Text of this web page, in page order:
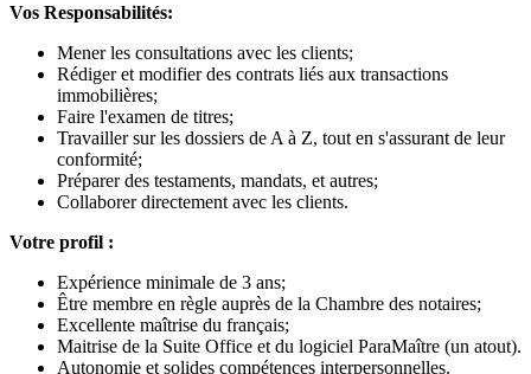
Vos Responsabilités:
Mener les consultations avec les clients;
Rédiger et modifier des contrats liés aux transactions
immobilières;
Faire l'examen de titres;
Travailler sur les dossiers de A à Z, tout en s'assurant de leur
conformité;
Préparer des testaments, mandats, et autres;
Collaborer directement avec les clients.
Votre profil :
Expérience minimale de 3 ans;
Être membre en règle auprès de la Chambre des notaires;
Excellente maîtrise du français;
Maitrise de la Suite Office et du logiciel ParaMaître (un atout).
Autonomie et solides compétences interpersonnelles.